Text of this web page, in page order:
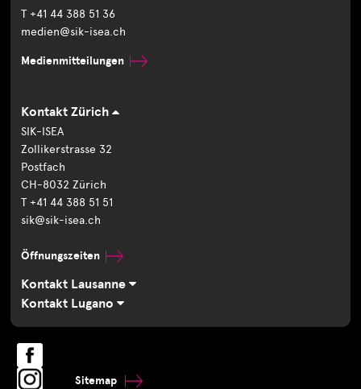
T +41 44 388 51 36
medien@sik-isea.ch
Medienmitteilungen
Kontakt Zürich
SIK-ISEA
Zollikerstrasse 32
Postfach
CH-8032 Zürich
T +41 44 388 51 51
sik@sik-isea.ch
Öffnungszeiten
Kontakt Lausanne
Kontakt Lugano
Sitemap